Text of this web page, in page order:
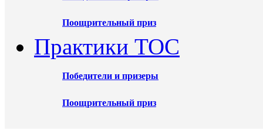
Поощрительный приз
Практики ТОС
Победители и призеры
Поощрительный приз